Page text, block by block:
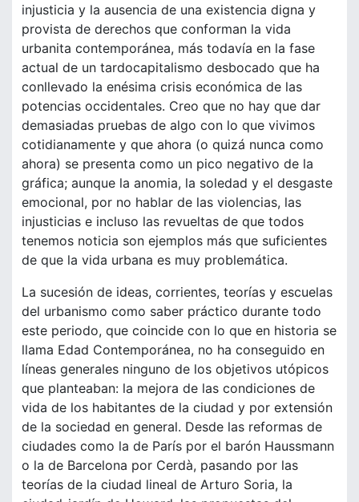
injusticia y la ausencia de una existencia digna y
provista de derechos que conforman la vida
urbanita contemporánea, más todavía en la fase
actual de un tardocapitalismo desbocado que ha
conllevado la enésima crisis económica de las
potencias occidentales. Creo que no hay que dar
demasiadas pruebas de algo con lo que vivimos
cotidianamente y que ahora (o quizá nunca como
ahora) se presenta como un pico negativo de la
gráfica; aunque la anomia, la soledad y el desgaste
emocional, por no hablar de las violencias, las
injusticias e incluso las revueltas de que todos
tenemos noticia son ejemplos más que suficientes
de que la vida urbana es muy problemática.
La sucesión de ideas, corrientes, teorías y escuelas
del urbanismo como saber práctico durante todo
este periodo, que coincide con lo que en historia se
llama Edad Contemporánea, no ha conseguido en
líneas generales ninguno de los objetivos utópicos
que planteaban: la mejora de las condiciones de
vida de los habitantes de la ciudad y por extensión
de la sociedad en general. Desde las reformas de
ciudades como la de París por el barón Haussmann
o la de Barcelona por Cerdà, pasando por las
teorías de la ciudad lineal de Arturo Soria, la